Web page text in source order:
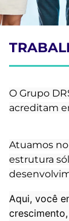
O Grupo
acreditam
Atuamos
estrutura
Aqui, você